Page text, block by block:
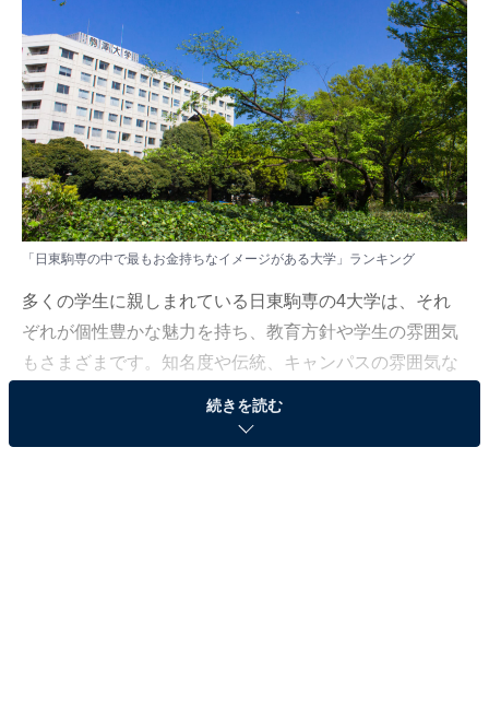
「日東駒専の中で最もお金持ちなイメージがある大学」ランキング
多くの学生に親しまれている日東駒専の4大学は、それ
ぞれが個性豊かな魅力を持ち、教育方針や学生の雰囲気
もさまざまです。知名度や伝統、キャンパスの雰囲気な
ど、見る人によって印象が異なるのも興味深いところ。
今回はその特色に迫ります。
続きを読む